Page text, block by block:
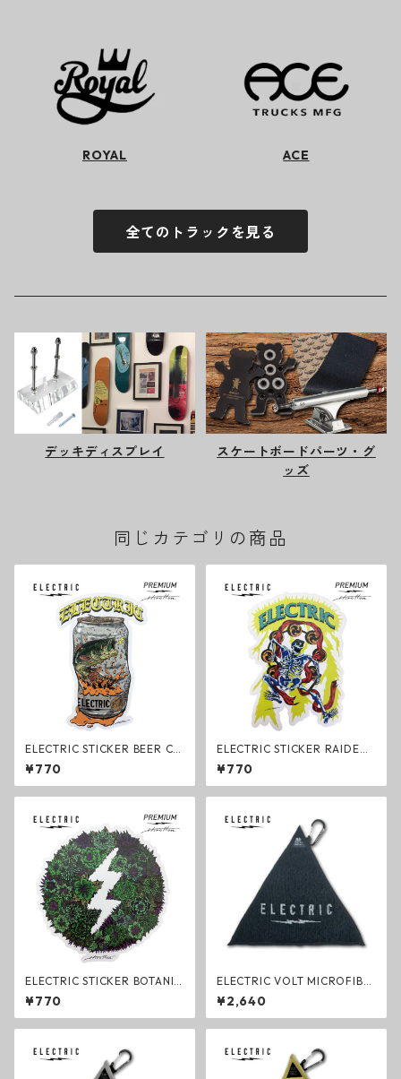
ROYAL ACE
全てのトラックを見る
デッキディスプレイ
スケートボードパーツ・グ
ッズ
同じカテゴリの商品
ELECTRIC STICKER BEER CA
N ステッカー Mサイズ HIROT
TON COLLABORATION エレ
クトリック グッズ
¥770
ELECTRIC STICKER RAIDEN
ステッカー Mサイズ HIROTTO
N COLLABORATION エレクト
リック グッズ
¥770
ELECTRIC STICKER BOTANIC
AL ステッカー Mサイズ HIRO
TTON COLLABORATION エレ
クトリック グッズ
¥770
ELECTRIC VOLT MICROFIBE
R CARABINA TOWEL BLACK
ブラック マイクロファイバー
カラビナ タオル 585 サンカク
¥2,640